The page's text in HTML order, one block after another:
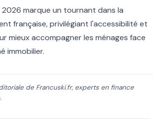
marque un tournant dans la
française, privilégiant l'accessibilité et
mieux accompagner les ménages face
immobilier.
de Francuski.fr, experts en finance